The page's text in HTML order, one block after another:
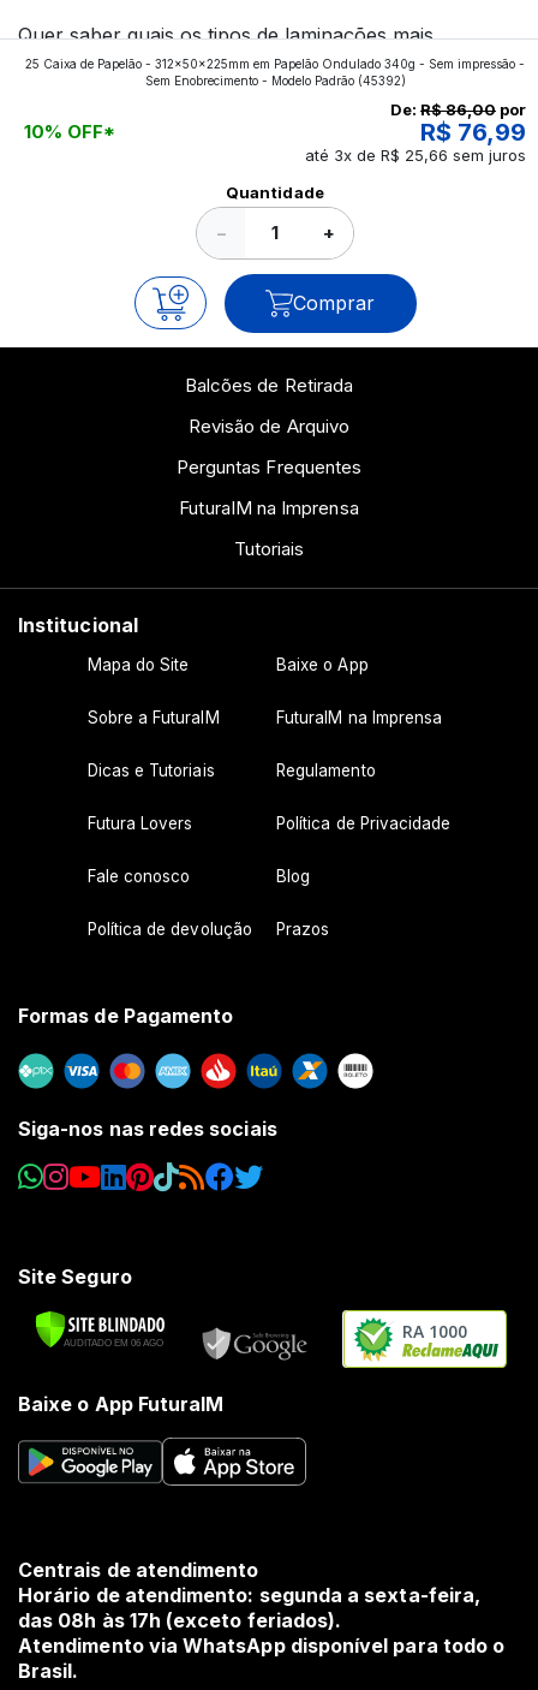
Quer saber quais os tipos de laminações mais
aplicados nos impressos da gráfica FuturaIM? Então,
continue a leitura que vamos revelar para você!
25 Caixa de Papelão - 312x50x225mm em Papelão Ondulado 340g - Sem impressão -
Sem Enobrecimento - Modelo Padrão(45392)
10% OFF*
De: R$ 86,00 por
R$ 76,99
até 3x de R$ 25,66 sem juros
Quantidade
− +
Comprar
Balcões de Retirada
Revisão de Arquivo
Perguntas Frequentes
FuturaIM na Imprensa
Tutoriais
Institucional
Mapa do Site Baixe o App
Sobre a FuturaIM FuturaIM na Imprensa
Dicas e Tutoriais Regulamento
Futura Lovers Política de Privacidade
Fale conosco Blog
Política de devolução Prazos
Formas de Pagamento
Siga-nos nas redes sociais
Site Seguro
RA 1000
Baixe o App FuturaIM
Centrais de atendimento
Horário de atendimento: segunda a sexta-feira,
das 08h às 17h (exceto feriados).
Atendimento via WhatsApp disponível para todo o
Brasil.